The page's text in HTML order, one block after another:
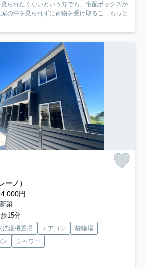
られたくないという方でも、宅配ボックスが
の中を見られずに荷物を受け取るこ... もっと
ノ）
円
築
15分
洗濯機置場 エアコン
駐輪場
シャワー